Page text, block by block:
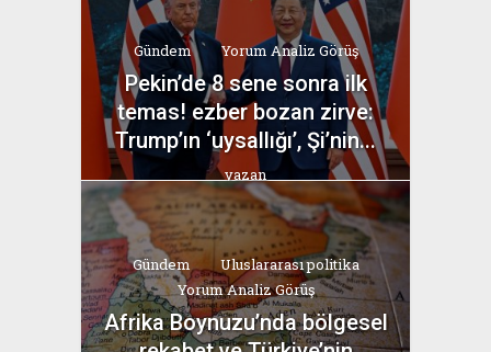
Gündem Yorum Analiz Görüş
Pekin’de 8 sene sonra ilk
temas! ezber bozan zirve:
Trump’ın ‘uysallığı’, Şi’nin...
yazan
Bahri Ak
Gündem
Uluslararası politika
Yorum Analiz Görüş
Afrika Boynuzu’nda bölgesel